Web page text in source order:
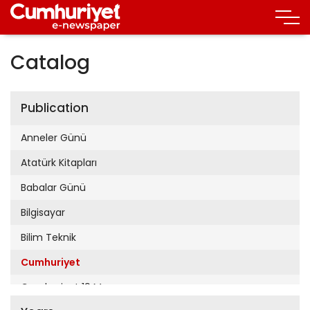
Catalog
Publication
Anneler Günü
Atatürk Kitapları
Babalar Günü
Bilgisayar
Bilim Teknik
Cumhuriyet
Cumhuriyet 19 Mayıs